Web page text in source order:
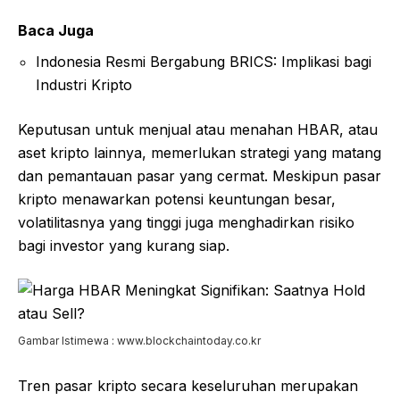
Baca Juga
Indonesia Resmi Bergabung BRICS: Implikasi bagi
Industri Kripto
Keputusan untuk menjual atau menahan HBAR, atau
aset kripto lainnya, memerlukan strategi yang matang
dan pemantauan pasar yang cermat. Meskipun pasar
kripto menawarkan potensi keuntungan besar,
volatilitasnya yang tinggi juga menghadirkan risiko
bagi investor yang kurang siap.
Gambar Istimewa : www.blockchaintoday.co.kr
Tren pasar kripto secara keseluruhan merupakan